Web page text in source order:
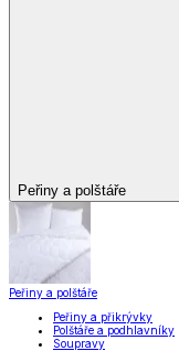
Peřiny a polštáře
Peřiny a polštáře
Peřiny a přikrývky
Polštáře a podhlavníky
Soupravy